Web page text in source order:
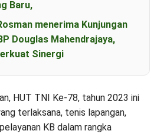
Baru,
menerima Kunjungan
Douglas Mahendrajaya,
Sinergi
HUT TNI Ke-78, tahun 2023 ini
terlaksana, tenis lapangan,
KB dalam rangka